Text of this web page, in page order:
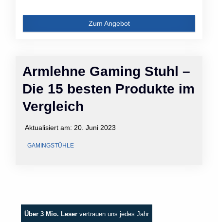
Armlehne Gaming Stuhl –
Die 15 besten Produkte im
Vergleich
Aktualisiert am: 20. Juni 2023
GAMINGSTÜHLE
Zum Angebot
Über 3 Mio. Leser vertrauen uns jedes Jahr